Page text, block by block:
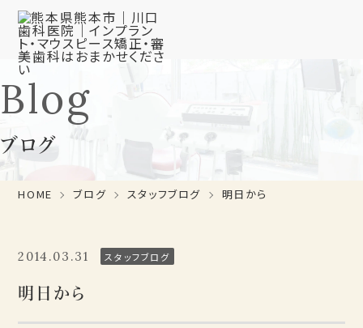
Blog
ブログ
HOME ブログ スタッフブログ 明日から
2014.03.31 スタッフブログ
明日から